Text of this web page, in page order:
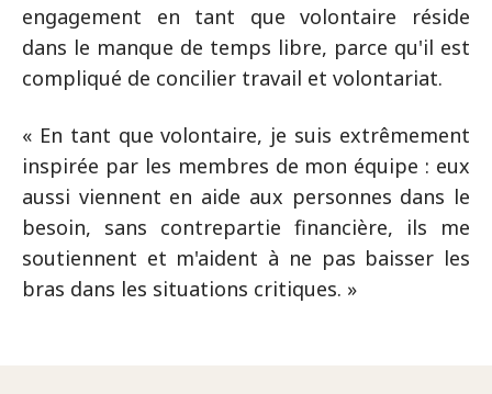
engagement en tant que volontaire réside
dans le manque de temps libre, parce qu'il est
compliqué de concilier travail et volontariat.
« En tant que volontaire, je suis extrêmement
inspirée par les membres de mon équipe : eux
aussi viennent en aide aux personnes dans le
besoin, sans contrepartie financière, ils me
soutiennent et m'aident à ne pas baisser les
bras dans les situations critiques. »